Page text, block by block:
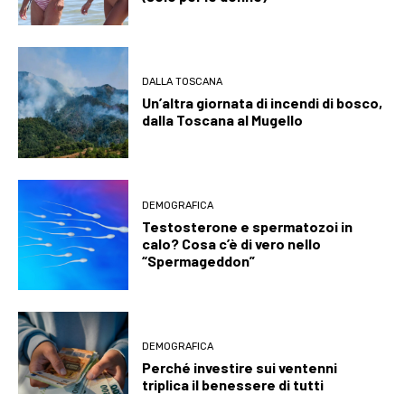
DALLA TOSCANA
Un’altra giornata di incendi di bosco,
dalla Toscana al Mugello
DEMOGRAFICA
Testosterone e spermatozoi in
calo? Cosa c’è di vero nello
“Spermageddon”
DEMOGRAFICA
Perché investire sui ventenni
triplica il benessere di tutti